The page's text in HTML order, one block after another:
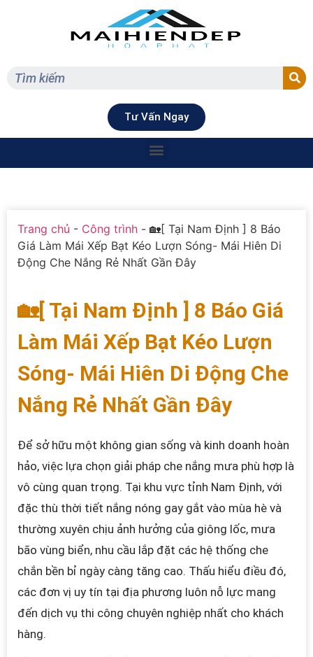
Tư Vấn Ngay
Trang chủ - Công trình - 🏡[ Tại Nam Định ] 8 Báo
Giá Làm Mái Xếp Bạt Kéo Lượn Sóng- Mái Hiên Di
Động Che Nắng Rẻ Nhất Gần Đây
🏡[ Tại Nam Định ] 8 Báo Giá
Làm Mái Xếp Bạt Kéo Lượn
Sóng- Mái Hiên Di Động Che
Nắng Rẻ Nhất Gần Đây
Để sở hữu một không gian sống và kinh doanh hoàn
hảo, việc lựa chọn giải pháp che nắng mưa phù hợp là
vô cùng quan trọng. Tại khu vực tỉnh Nam Định, với
đặc thù thời tiết nắng nóng gay gắt vào mùa hè và
thường xuyên chịu ảnh hưởng của giông lốc, mưa
bão vùng biển, nhu cầu lắp đặt các hệ thống che
chắn bền bỉ ngày càng tăng cao. Thấu hiểu điều đó,
các đơn vị uy tín tại địa phương luôn nỗ lực mang
đến dịch vụ thi công chuyên nghiệp nhất cho khách
hàng.